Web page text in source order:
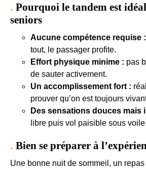
Pourquoi le tandem est
seniors
Aucune compétence requise :
tout, le passager profite.
Effort physique minime : pas
de sauter activement.
Un accomplissement fort :
prouver qu’on est toujours
Des sensations douces mais
libre puis vol paisible sous voile.
Bien se préparer à
Une bonne nuit de sommeil, un